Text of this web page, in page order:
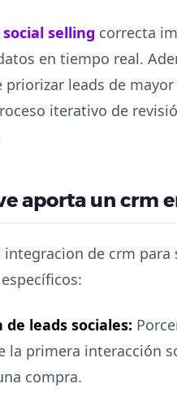
selling correcta
en tiempo real.
priorizar leads de
iterativo de
aporta un crm
de crm para
de leads sociales:
la primera interacción
compra.